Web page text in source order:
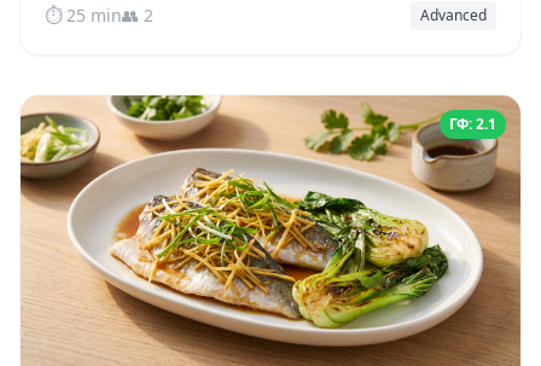
σχεδιασμένο να διατηρεί σταθερό το σάκχαρο του
⏱️ 25 min👥 2 Advanced
ΓΦ: 2.1